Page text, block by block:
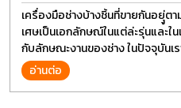
เครื่องมือช่างบ้างชิ้นที่ขายกันอยุู่ต
เศษเป็นเอกลักษณ์ในแต่ล่ะรุ่นและใ
กับลักษณะงานของช่าง ในปัจจุบัน
ไขควงกันในงานหลายประเภททำให้
อ่านต่อ